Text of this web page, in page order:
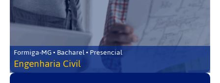
Formiga-MG • Bacharel • Presencial
Engenharia Civil